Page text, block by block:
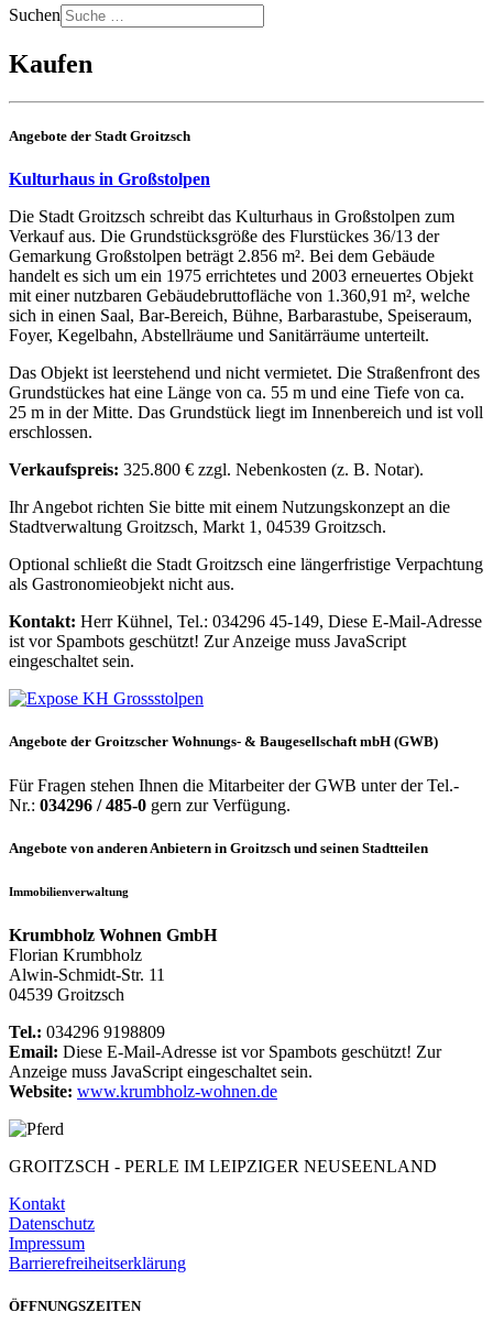
Suchen
Kaufen
Angebote der Stadt Groitzsch
Kulturhaus in Großstolpen
Die Stadt Groitzsch schreibt das Kulturhaus in Großstolpen zum
Verkauf aus. Die Grundstücksgröße des Flurstückes 36/13 der
Gemarkung Großstolpen beträgt 2.856 m². Bei dem Gebäude
handelt es sich um ein 1975 errichtetes und 2003 erneuertes Objekt
mit einer nutzbaren Gebäudebruttofläche von 1.360,91 m², welche
sich in einen Saal, Bar-Bereich, Bühne, Barbarastube, Speiseraum,
Foyer, Kegelbahn, Abstellräume und Sanitärräume unterteilt.
Das Objekt ist leerstehend und nicht vermietet. Die Straßenfront des
Grundstückes hat eine Länge von ca. 55 m und eine Tiefe von ca.
25 m in der Mitte. Das Grundstück liegt im Innenbereich und ist voll
erschlossen.
Verkaufspreis: 325.800 € zzgl. Nebenkosten (z. B. Notar).
Ihr Angebot richten Sie bitte mit einem Nutzungskonzept an die
Stadtverwaltung Groitzsch, Markt 1, 04539 Groitzsch.
Optional schließt die Stadt Groitzsch eine längerfristige Verpachtung
als Gastronomieobjekt nicht aus.
Kontakt: Herr Kühnel, Tel.: 034296 45-149, Diese E-Mail-Adresse
ist vor Spambots geschützt! Zur Anzeige muss JavaScript
eingeschaltet sein.
Angebote der Groitzscher Wohnungs- & Baugesellschaft mbH (GWB)
Für Fragen stehen Ihnen die Mitarbeiter der GWB unter der Tel.-
Nr.: 034296 / 485-0 gern zur Verfügung.
Angebote von anderen Anbietern in Groitzsch und seinen Stadtteilen
Immobilienverwaltung
Krumbholz Wohnen GmbH
Florian Krumbholz
Alwin-Schmidt-Str. 11
04539 Groitzsch
Tel.: 034296 9198809
Email: Diese E-Mail-Adresse ist vor Spambots geschützt! Zur
Anzeige muss JavaScript eingeschaltet sein.
Website: www.krumbholz-wohnen.de
GROITZSCH - PERLE IM LEIPZIGER NEUSEENLAND
Kontakt
Datenschutz
Impressum
Barrierefreiheitserklärung
ÖFFNUNGSZEITEN